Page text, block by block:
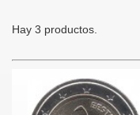
Hay 3 productos.